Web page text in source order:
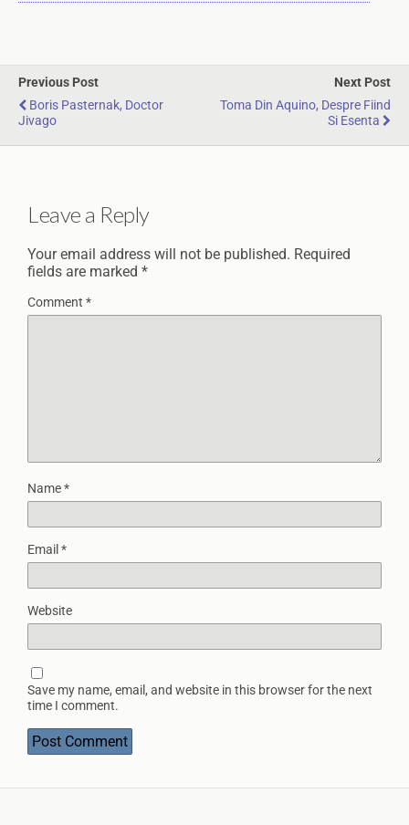
Previous Post
Boris Pasternak, Doctor
Jivago
Next Post
Toma Din Aquino, Despre Fiind
Si Esenta
Leave a Reply
Your email address will not be published. Required
fields are marked *
Comment *
Name*
Email *
Website
Save my name, email, and website in this browser for the next
time I comment.